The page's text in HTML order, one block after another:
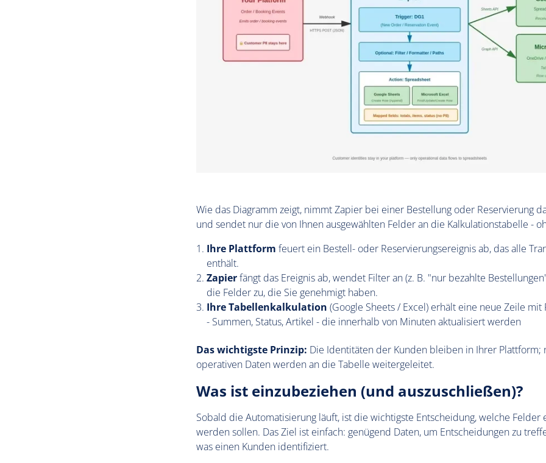
Wie das Diagramm zeigt, nimmt Zapier bei einer Bestellung oder Reservierung
und sendet nur die von Ihnen ausgewählten Felder an die Kalkulationstabelle -
Ihre Plattform feuert ein Bestell- oder Reservierungsereignis ab, das alle
enthält.
Zapierfängt das Ereignis ab, wendet Filter an (z. B. "nur bezahlte
die Felder zu, die Sie genehmigt haben.
Ihre Tabellenkalkulation (Google Sheets / Excel) erhält eine neue Zeile mit
- Summen, Status, Artikel - die innerhalb von Minuten aktualisiert werden
Das wichtigste Prinzip: Die Identitäten der Kunden bleiben in Ihrer Plattform;
operativen Daten werden an die Tabelle weitergeleitet.
Was ist einzubeziehen (und auszuschließen)?
Sobald die Automatisierung läuft, ist die wichtigste Entscheidung, welche Felder
werden sollen. Das Ziel ist einfach: genügend Daten, um Entscheidungen zu
was einen Kunden identifiziert.